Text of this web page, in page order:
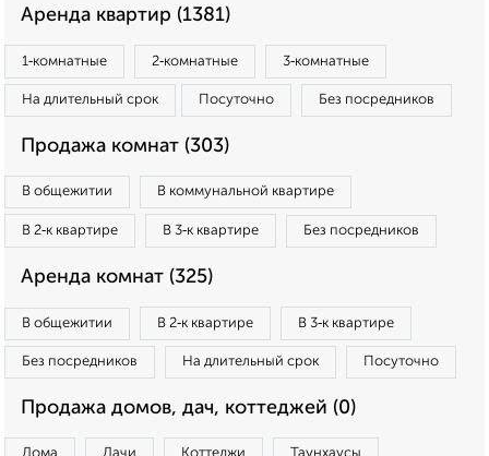
Аренда квартир (1381)
1‑комнатные 2‑комнатные 3‑комнатные
На длительный срок Посуточно Без посредников
Продажа комнат (303)
В общежитии В коммунальной квартире
В 2‑к квартире В 3‑к квартире Без посредников
Аренда комнат (325)
В общежитии В 2‑к квартире В 3‑к квартире
Без посредников На длительный срок Посуточно
Продажа домов, дач, коттеджей (0)